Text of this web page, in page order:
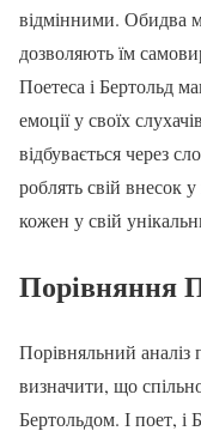
відмінними. Обидва
дозволяють їм
Поетеса і Бертольд
емоції у своїх
відбувається через
роблять свій внесок
кожен у свій
Порівняння
Порівняльний аналіз
визначити, що
Бертольдом. І поет, і